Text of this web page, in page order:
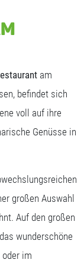
am
befindet sich
voll auf ihre
Genüsse in
großen Auswahl
Auf den großen
wunderschöne
im